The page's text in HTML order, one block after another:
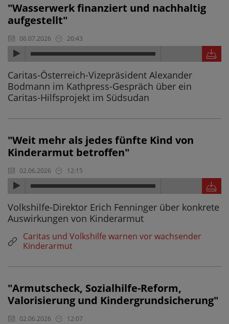
"Wasserwerk finanziert und nachhaltig
aufgestellt"
06.07.2026 20:43
Caritas-Österreich-Vizepräsident Alexander
Bodmann im Kathpress-Gespräch über ein
Caritas-Hilfsprojekt im Südsudan
"Weit mehr als jedes fünfte Kind von
Kinderarmut betroffen"
02.06.2026 12:15
Volkshilfe-Direktor Erich Fenninger über konkrete
Auswirkungen von Kinderarmut
Caritas und Volkshilfe warnen vor wachsender
Kinderarmut
"Armutscheck, Sozialhilfe-Reform,
Valorisierung und Kindergrundsicherung"
02.06.2026 12:07